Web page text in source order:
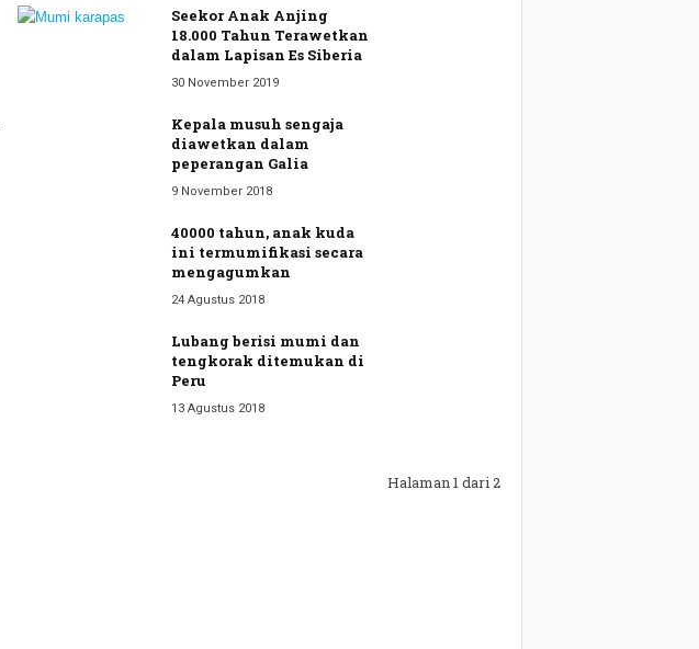
Seekor Anak Anjing
18.000 Tahun Terawetkan
dalam Lapisan Es Siberia
30 November 2019
Kepala musuh sengaja
diawetkan dalam
peperangan Galia
9 November 2018
40000 tahun, anak kuda
ini termumifikasi secara
mengagumkan
24 Agustus 2018
Lubang berisi mumi dan
tengkorak ditemukan di
Peru
13 Agustus 2018
Halaman 1 dari 2